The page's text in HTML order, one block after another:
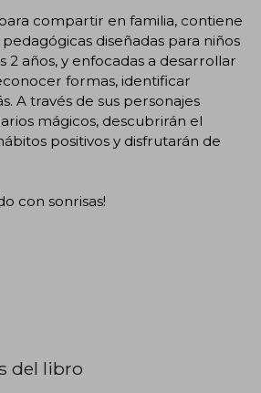
compartir en familia, contiene
diseñadas para niños
2 años, y enfocadas a desarrollar
formas, identificar
A través de sus personajes
mágicos, descubrirán el
positivos y disfrutarán de
con sonrisas!
del libro